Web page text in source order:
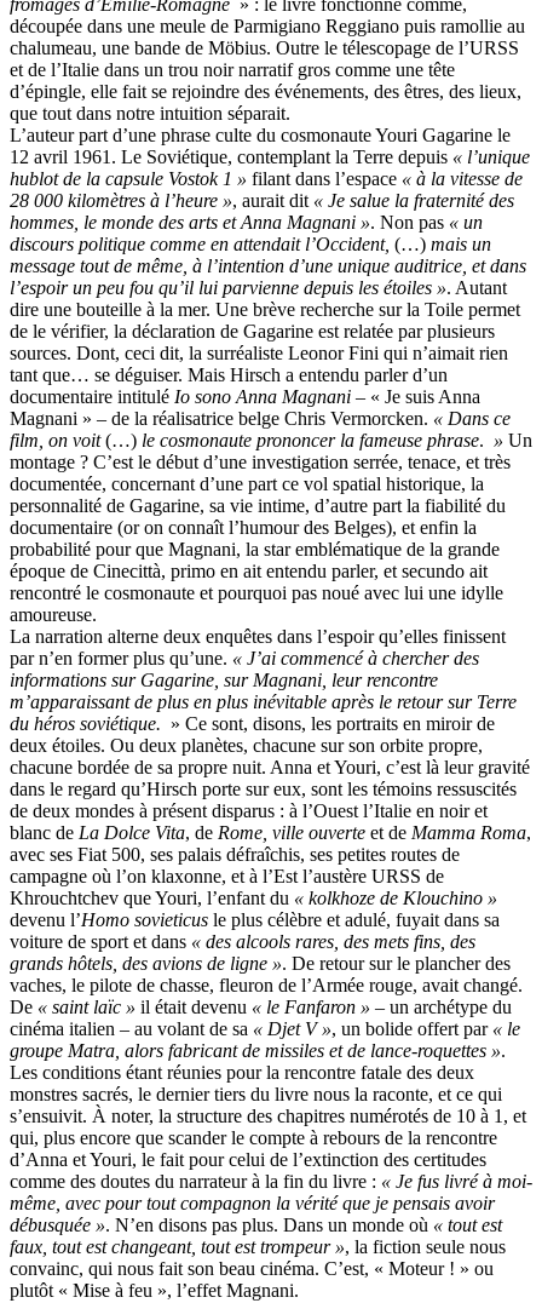
fromages d’Émilie-Romagne » : le livre fonctionne comme,
découpée dans une meule de Parmigiano Reggiano puis ramollie au
chalumeau, une bande de Möbius. Outre le télescopage de l’URSS
et de l’Italie dans un trou noir narratif gros comme une tête
d’épingle, elle fait se rejoindre des événements, des êtres, des lieux,
que tout dans notre intuition séparait.
L’auteur part d’une phrase culte du cosmonaute Youri Gagarine le
12 avril 1961. Le Soviétique, contemplant la Terre depuis « l’unique
hublot de la capsule Vostok 1 » filant dans l’espace « à la vitesse de
28 000 kilomètres à l’heure », aurait dit « Je salue la fraternité des
hommes, le monde des arts et Anna Magnani ». Non pas « un
discours politique comme en attendait l’Occident, (…) mais un
message tout de même, à l’intention d’une unique auditrice, et dans
l’espoir un peu fou qu’il lui parvienne depuis les étoiles ». Autant
dire une bouteille à la mer. Une brève recherche sur la Toile permet
de le vérifier, la déclaration de Gagarine est relatée par plusieurs
sources. Dont, ceci dit, la surréaliste Leonor Fini qui n’aimait rien
tant que… se déguiser. Mais Hirsch a entendu parler d’un
documentaire intitulé Io sono Anna Magnani – « Je suis Anna
Magnani » – de la réalisatrice belge Chris Vermorcken. « Dans ce
film, on voit(…) le cosmonaute prononcer la fameuse phrase. » Un
montage ? C’est le début d’une investigation serrée, tenace, et très
documentée, concernant d’une part ce vol spatial historique, la
personnalité de Gagarine, sa vie intime, d’autre part la fiabilité du
documentaire (or on connaît l’humour des Belges), et enfin la
probabilité pour que Magnani, la star emblématique de la grande
époque de Cinecittà, primo en ait entendu parler, et secundo ait
rencontré le cosmonaute et pourquoi pas noué avec lui une idylle
amoureuse.
La narration alterne deux enquêtes dans l’espoir qu’elles finissent
par n’en former plus qu’une. « J’ai commencé à chercher des
informations sur Gagarine, sur Magnani, leur rencontre
m’apparaissant de plus en plus inévitable après le retour sur Terre
du héros soviétique. » Ce sont, disons, les portraits en miroir de
deux étoiles. Ou deux planètes, chacune sur son orbite propre,
chacune bordée de sa propre nuit. Anna et Youri, c’est là leur gravité
dans le regard qu’Hirsch porte sur eux, sont les témoins ressuscités
de deux mondes à présent disparus : à l’Ouest l’Italie en noir et
blanc de La Dolce Vita, de Rome, ville ouverte et de Mamma Roma,
avec ses Fiat 500, ses palais défraîchis, ses petites routes de
campagne où l’on klaxonne, et à l’Est l’austère URSS de
Khrouchtchev que Youri, l’enfant du « kolkhoze de Klouchino »
devenu l’Homo sovieticus le plus célèbre et adulé, fuyait dans sa
voiture de sport et dans « des alcools rares, des mets fins, des
grands hôtels, des avions de ligne ». De retour sur le plancher des
vaches, le pilote de chasse, fleuron de l’Armée rouge, avait changé.
De « saint laïc » il était devenu « le Fanfaron » – un archétype du
cinéma italien – au volant de sa « Djet V », un bolide offert par « le
groupe Matra, alors fabricant de missiles et de lance-roquettes ».
Les conditions étant réunies pour la rencontre fatale des deux
monstres sacrés, le dernier tiers du livre nous la raconte, et ce qui
s’ensuivit. À noter, la structure des chapitres numérotés de 10 à 1, et
qui, plus encore que scander le compte à rebours de la rencontre
d’Anna et Youri, le fait pour celui de l’extinction des certitudes
comme des doutes du narrateur à la fin du livre : « Je fus livré à moi-
même, avec pour tout compagnon la vérité que je pensais avoir
débusquée ». N’en disons pas plus. Dans un monde où « tout est
faux, tout est changeant, tout est trompeur », la fiction seule nous
convainc, qui nous fait son beau cinéma. C’est, « Moteur ! » ou
plutôt « Mise à feu », l’effet Magnani.